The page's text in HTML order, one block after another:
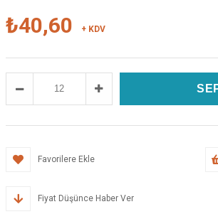
₺40,60 + KDV
Favorilere Ekle
Fiyat Düşünce Haber Ver